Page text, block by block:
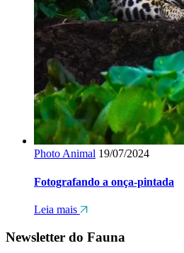
Photo Animal 19/07/2024
Fotografando a onça-pintada
Leia mais
Newsletter do Fauna